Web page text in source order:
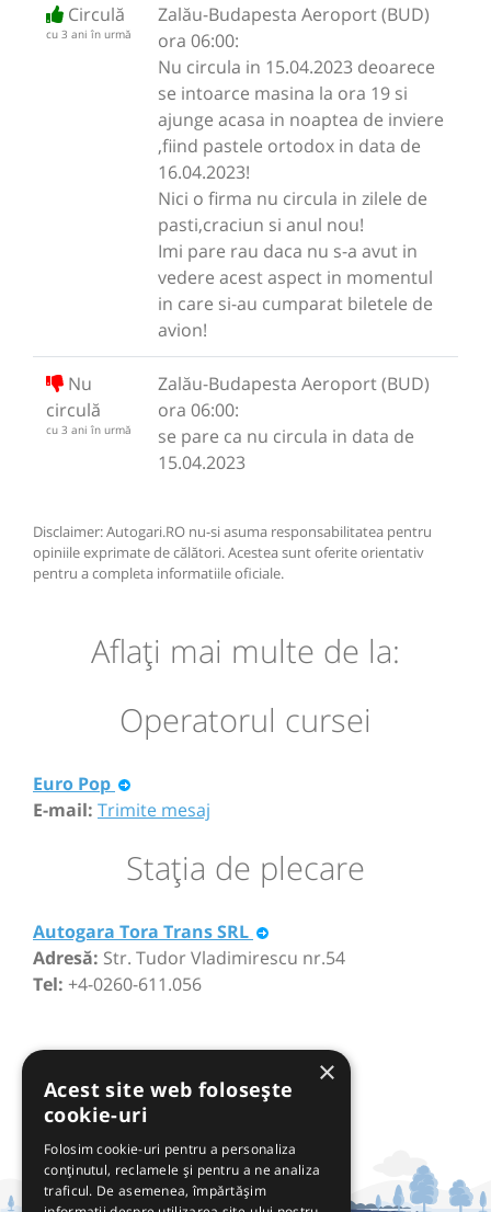
Circulă
cu 3 ani în urmă
Zalău-Budapesta Aeroport (BUD)
ora 06:00:
Nu circula in 15.04.2023 deoarece
se intoarce masina la ora 19 si
ajunge acasa in noaptea de inviere
,fiind pastele ortodox in data de
16.04.2023!
Nici o firma nu circula in zilele de
pasti,craciun si anul nou!
Imi pare rau daca nu s-a avut in
vedere acest aspect in momentul
in care si-au cumparat biletele de
avion!
Nu
circulă
cu 3 ani în urmă
Zalău-Budapesta Aeroport (BUD)
ora 06:00:
se pare ca nu circula in data de
15.04.2023
Disclaimer: Autogari.RO nu-si asuma responsabilitatea pentru
opiniile exprimate de călători. Acestea sunt oferite orientativ
pentru a completa informatiile oficiale.
Aflaţi mai multe de la:
Operatorul cursei
Euro Pop
E-mail: Trimite mesaj
Staţia de plecare
Autogara Tora Trans SRL
Adresă: Str. Tudor Vladimirescu nr.54
Tel: +4-0260-611.056
×
Acest site web folosește
cookie-uri
Folosim cookie-uri pentru a personaliza
conținutul, reclamele și pentru a ne analiza
traficul. De asemenea, împărtășim